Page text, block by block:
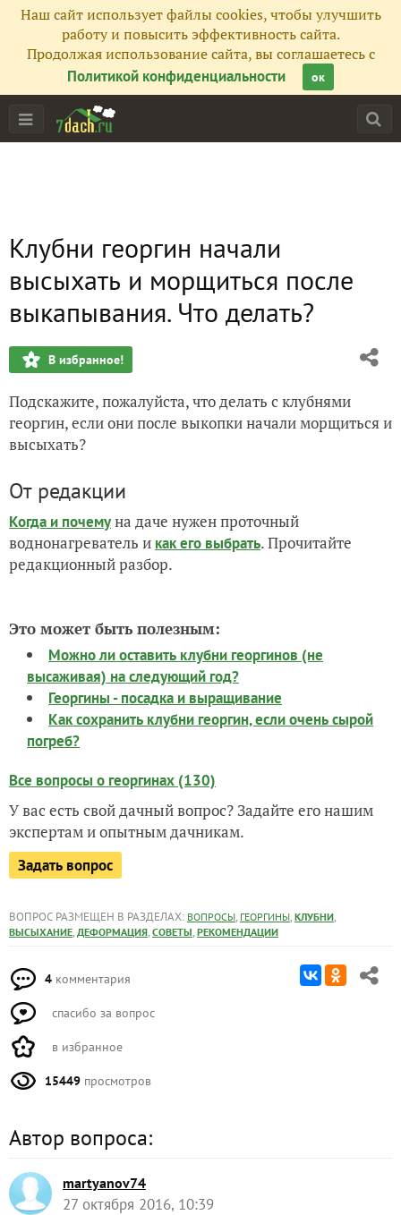
Наш сайт использует файлы cookies, чтобы улучшить
работу и повысить эффективность сайта.
Продолжая использование сайта, вы соглашаетесь с
Политикой конфиденциальности
ок
Клубни георгин начали
высыхать и морщиться после
выкапывания. Что делать?
В избранное!
Подскажите, пожалуйста, что делать с клубнями
георгин, если они после выкопки начали морщиться и
высыхать?
От редакции
Когда и почемуна даче нужен проточный
воднонагреватель и как его выбрать. Прочитайте
редакционный разбор.
Это может быть полезным:
Можно ли оставить клубни георгинов (не
высаживая) на следующий год?
Георгины - посадка и выращивание
Как сохранить клубни георгин, если очень сырой
погреб?
Все вопросы о георгинах (130)
У вас есть свой дачный вопрос? Задайте его нашим
экспертам и опытным дачникам.
Задать вопрос
ВОПРОС РАЗМЕЩЕН В РАЗДЕЛАХ: ВОПРОСЫ, ГЕОРГИНЫ, КЛУБНИ,
ВЫСЫХАНИЕ, ДЕФОРМАЦИЯ, СОВЕТЫ, РЕКОМЕНДАЦИИ
4 комментария
спасибо за вопрос
в избранное
15449 просмотров
Автор вопроса:
martyanov74
27 октября 2016, 10:39